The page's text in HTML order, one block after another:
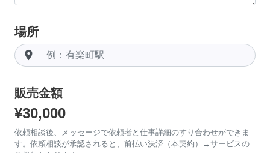
場所
room
販売金額
¥30,000
依頼相談後、メッセージで依頼者と仕事詳細のすり合わせができま
す。依頼相談が承認されると、前払い決済（本契約）→サービスの